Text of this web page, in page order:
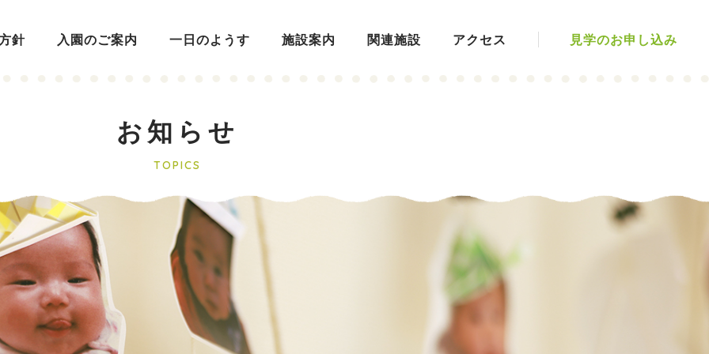
針 入園のご案内 一日のようす 施設案内 関連施設 アクセス 見学のお申し込み
お知らせ
TOPICS